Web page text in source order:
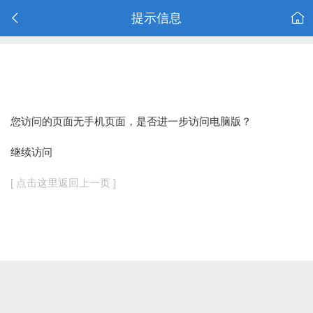
提示信息
您访问的页面无手机页面，是否进一步访问电脑版？
继续访问
[ 点击这里返回上一页 ]